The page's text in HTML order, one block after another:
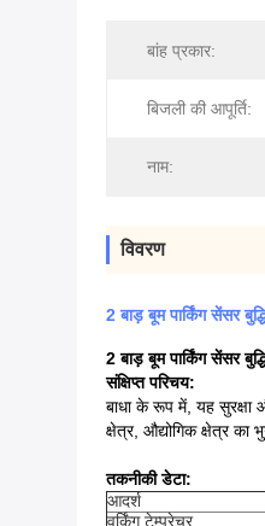
बांह प्रकार:
बिजली की आपूर्ति:
नाम:
विवरण
2 बाड़ बूम पार्किंग सेंसर
2 बाड़ बूम पार्किंग सेंसर
संक्षिप्त परिचय:
बाधा के रूप में, यह सुरक्षा
क्षेत्र, औद्योगिक क्षेत्र
तकनीकी डेटा:
आदर्श
वर्किंग टेम्परेचर